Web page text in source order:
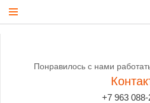
Понравилось с нами
+7 963